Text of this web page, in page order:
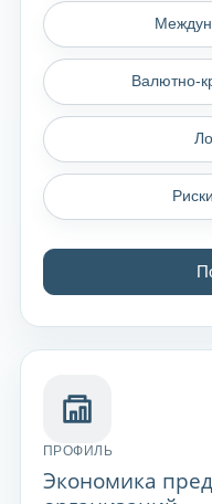
Валютно-
ПРОФИЛЬ
Экономика